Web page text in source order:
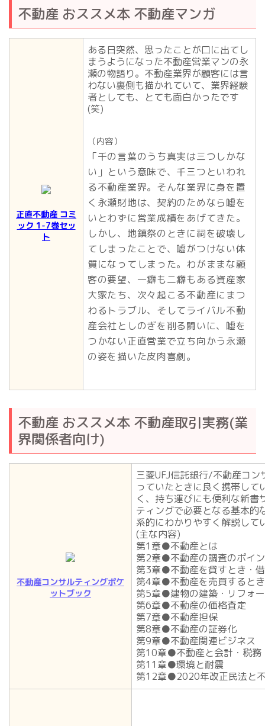
不動産 おススメ本 不動産マンガ
正直不動産 コミ
ック 1-7巻セッ
ト
ある日突然、思ったことが口に出てし
まうようになった不動産営業マンの永
瀬の物語り。不動産業界が顧客には言
わない裏側も描かれていて、業界経験
者としても、とても面白かったです
(笑)
（内容）
「千の言葉のうち真実は三つしかな
い」という意味で、千三つといわれ
る不動産業界。そんな業界に身を置
く永瀬財地は、契約のためなら嘘を
いとわずに営業成績をあげてきた。
しかし、地鎮祭のときに祠を破壊し
てしまったことで、嘘がつけない体
質になってしまった。わがままな顧
客の要望、一癖も二癖もある資産家
大家たち、次々起こる不動産にまつ
わるトラブル、そしてライバル不動
産会社としのぎを削る闘いに、嘘を
つかない正直営業で立ち向かう永瀬
の姿を描いた皮肉喜劇。
不動産 おススメ本 不動産取引実務(業
界関係者向け)
不動産コンサルティングポケ
ットブック
三菱UFJ信託銀行/不動産コ
っていたときに良く携帯し
く、持ち運びにも便利な新書
ティングで必要となる基本的
系的にわかりやすく解説して
(主な内容)
第1章●不動産とは
第2章●不動産の調査のポイ
第3章●不動産を貸すとき・
第4章●不動産を売買すると
第5章●建物の建築・リフォ
第6章●不動産の価格査定
第7章●不動産担保
第8章●不動産の証券化
第9章●不動産関連ビジネス
第10章●不動産と会計・税務
第11章●環境と耐震
第12章●2020年改正民法と